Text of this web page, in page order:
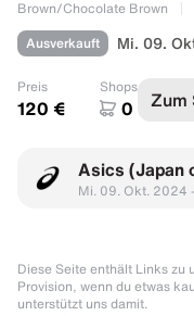
Brown/Chocolate Brown
Ausverkauft Mi. 09.
Preis
120 €
Shops
0 Zum
Asics (Japan
Mi. 09. Okt. 2024
Diese Seite enthält Links zu
Provision, wenn du etwas
unterstützt uns damit.